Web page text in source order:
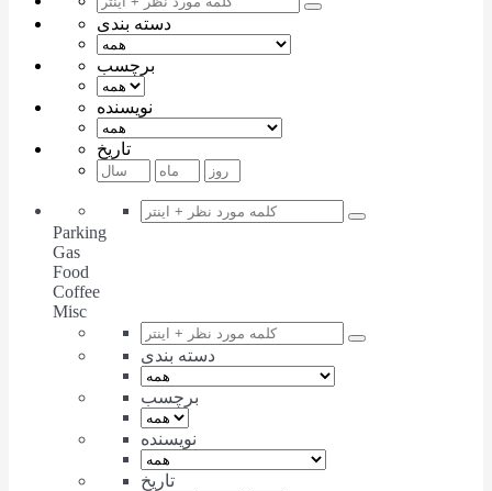
دسته بندی
برچسب
نویسنده
تاریخ
Parking
Gas
Food
Coffee
Misc
دسته بندی
برچسب
نویسنده
تاریخ